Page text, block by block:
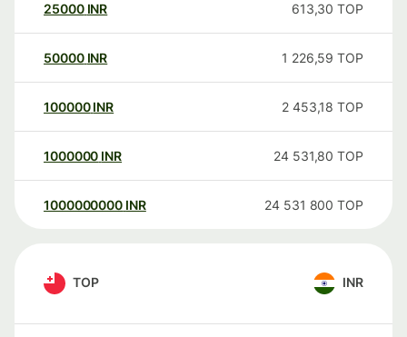
25000 INR 613,30 TOP
50000 INR 1 226,59 TOP
100000 INR 2 453,18 TOP
1000000 INR 24 531,80 TOP
1000000000 INR 24 531 800 TOP
TOP INR